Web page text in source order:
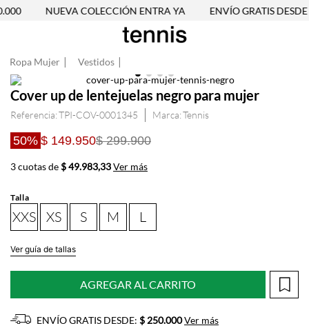
NUEVA COLECCIÓN ENTRA YA ENVÍO GRATIS DESDE
Ropa Mujer Vestidos
Cover up de lentejuelas negro para mujer
Referencia:TPI-COV-0001345 Tennis
50% $ 149.950$ 299.900
3 cuotas de$ 49.983,33Ver más
Talla
XXS XS S M L
Ver guía de tallas
AGREGAR AL CARRITO
ENVÍO GRATIS DESDE: $ 250.000Ver más